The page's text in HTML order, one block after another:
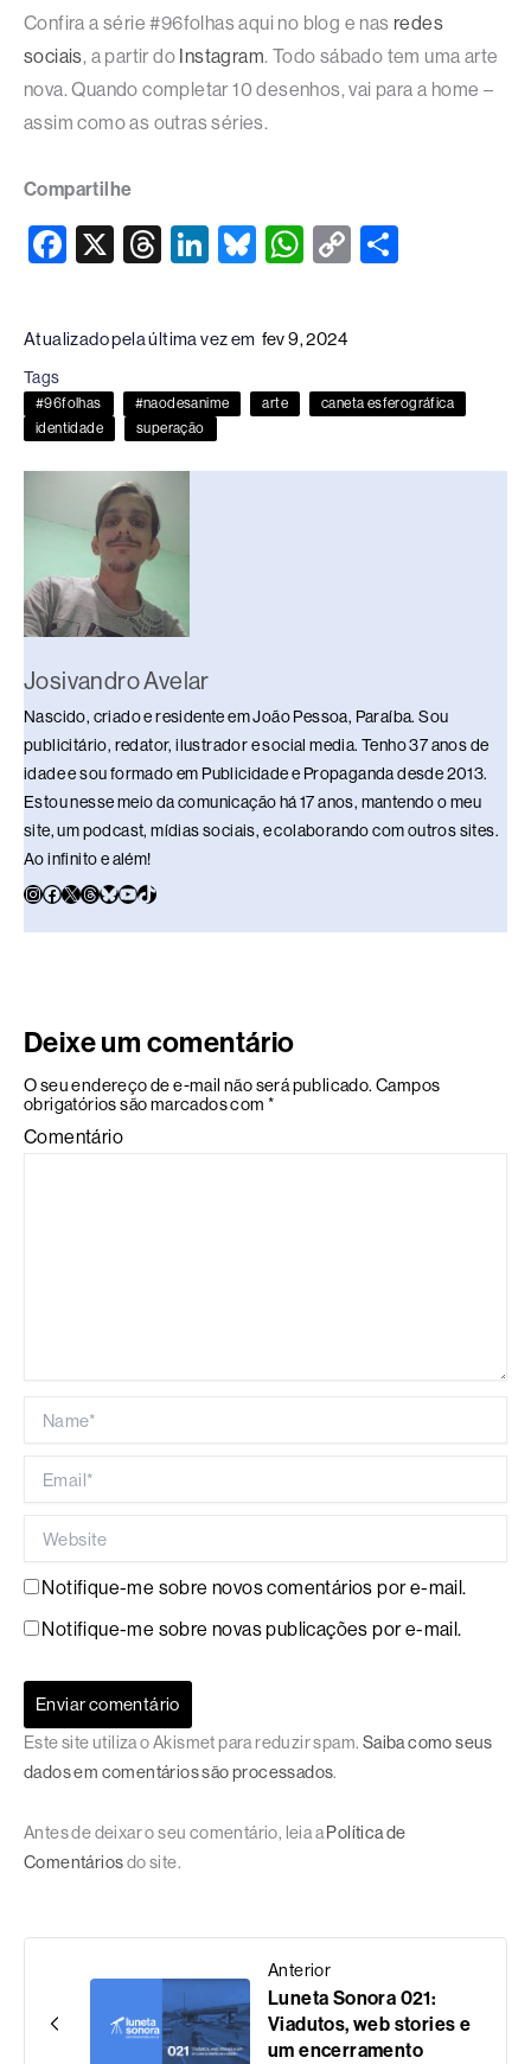
Confira a série #96folhas aqui no blog e nas redes
sociais, a partir do Instagram. Todo sábado tem uma arte
nova. Quando completar 10 desenhos, vai para a home –
assim como as outras séries.
Compartilhe
F
c
e
b
o
o
X
T
e
a
d
s
Li
e
dI
n
Bl
e
sk
y
W
at
s
A
p
C
Li
k
Atualizado pela última vez em fev 9, 2024
Tags
#96folhas #naodesanime arte
caneta esferográfica
identidade
superação
Josivandro Avelar
Nascido, criado e residente em João Pessoa, Paraíba. Sou
publicitário, redator, ilustrador e social media. Tenho 37 anos de
idade e sou formado em Publicidade e Propaganda desde 2013.
Estou nesse meio da comunicação há 17 anos, mantendo o meu
site, um podcast, mídias sociais, e colaborando com outros sites.
Ao infinito e além!
Deixe um comentário
O seu endereço de e-mail não será publicado. Campos
obrigatórios são marcados com *
Comentário
Notifique-me sobre novos comentários por e-mail.
Notifique-me sobre novas publicações por e-mail.
Este site utiliza o Akismet para reduzir spam. Saiba como seus
dados em comentários são processados.
Antes de deixar o seu comentário, leia a Política de
Comentáriosdo site.
Anterior
Luneta Sonora 021:
Viadutos, web stories e
um encerramento